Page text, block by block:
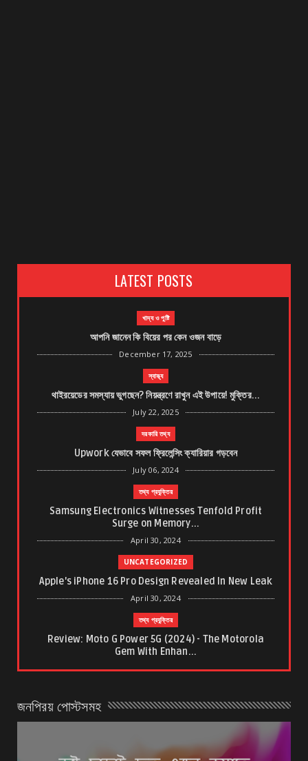
LATEST POSTS
খাদ্য ও পুষ্টি
আপনি জানেন কি বিয়ের পর কেন ওজন বাড়ে
December 17, 2025
স্বাস্থ্য
থাইরয়েডের সমস্যায় ভুগছেন? নিয়ন্ত্রণে রাখুন এই উপায়ে! মুক্তির...
July 22, 2025
দরকারি তথ্য
Upwork যেভাবে সফল ফ্রিলেন্সিং ক্যারিয়ার গড়বেন
July 06, 2024
তথ্য প্রযুক্তির
Samsung Electronics Witnesses Tenfold Profit
Surge on Memory...
April 30, 2024
UNCATEGORIZED
Apple's iPhone 16 Pro Design Revealed In New Leak
April 30, 2024
তথ্য প্রযুক্তির
Review: Moto G Power 5G (2024) - The Motorola
Gem With Enhan...
March 21, 2024
শীতে ত্বক ও পা ফাটা রোধে যে যত্ন নিবেন
করোনাভাইরাস
জনপ্রিয় পোস্টসমূহ